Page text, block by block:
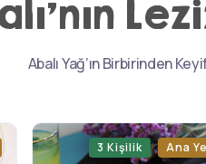
Abalı Yağ’ın Birbirinden
3 Kişilik Ana